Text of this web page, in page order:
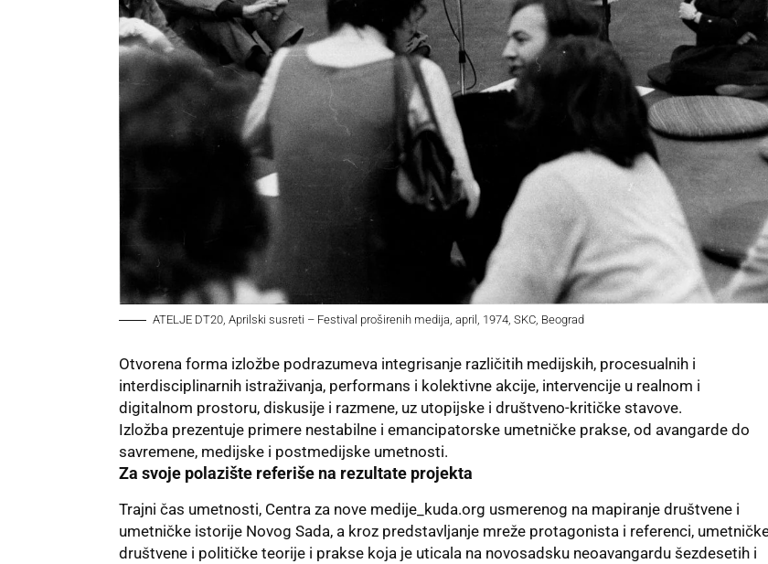
ATELJE DT20, Aprilski susreti – Festival proširenih medija, april, 1974, SKC, Beograd
Otvorena forma izložbe podrazumeva integrisanje različitih medijskih, procesualnih i
interdisciplinarnih istraživanja, performans i kolektivne akcije, intervencije u realnom i
digitalnom prostoru, diskusije i razmene, uz utopijske i društveno-kritičke stavove.
Izložba prezentuje primere nestabilne i emancipatorske umetničke prakse, od avangarde do
savremene, medijske i postmedijske umetnosti.
Za svoje polazište referiše na rezultate projekta
Trajni čas umetnosti, Centra za nove medije_kuda.org usmerenog na mapiranje društvene i
umetničke istorije Novog Sada, a kroz predstavljanje mreže protagonista i referenci,
društvene i političke teorije i prakse koja je uticala na novosadsku neoavangardu šezdesetih i